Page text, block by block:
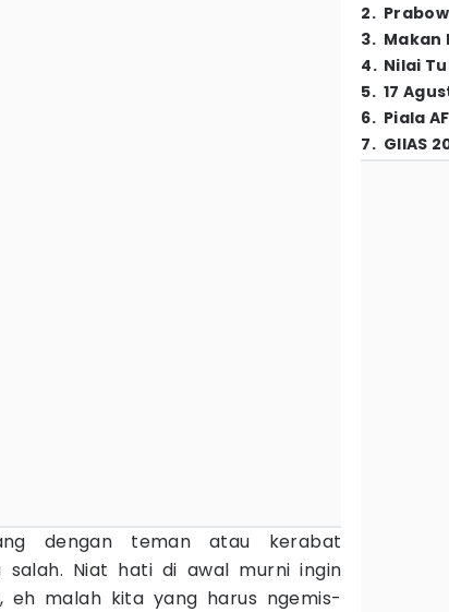
dengan teman atau kerabat
salah. Niat hati di awal murni ingin
eh malah kita yang harus ngemis-
2.
3. Makan
4. Nilai
5. 17
6. Piala
7. GIIAS